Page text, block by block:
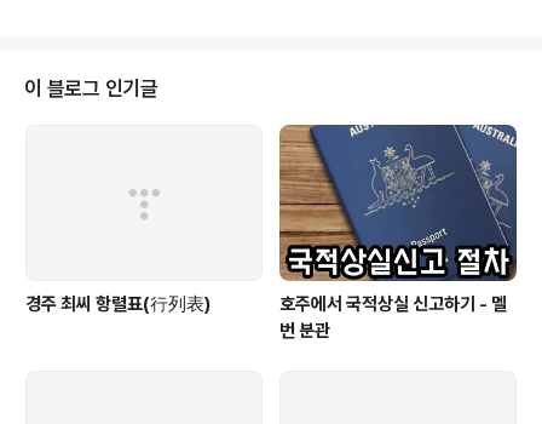
은 도움이 됩니다. 호주에서 프리페이드 폰을 임시로 하나 구입해서 사용할 수
도 있으나 비용도 그렇고 영어로만 되어 있다보니 아무래도 좀 불편하거든요.
이 블로그 인기글
경주 최씨 항렬표(行列表)
호주에서 국적상실 신고하기 - 멜
번 분관